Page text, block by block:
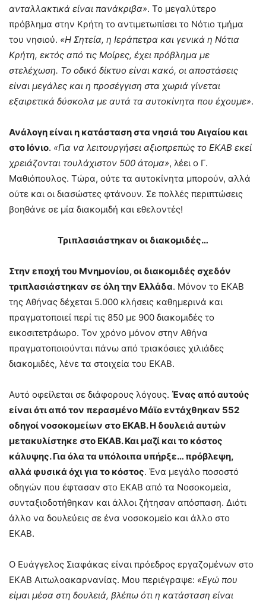
ανταλλακτικά είναι πανάκριβα». Το μεγαλύτερο
πρόβλημα στην Κρήτη το αντιμετωπίσει το Νότιο τμήμα
του νησιού. «Η Σητεία, η Ιεράπετρα και γενικά η Νότια
Κρήτη, εκτός από τις Μοίρες, έχει πρόβλημα με
στελέχωση. Το οδικό δίκτυο είναι κακό, οι αποστάσεις
είναι μεγάλες και η προσέγγιση στα χωριά γίνεται
εξαιρετικά δύσκολα με αυτά τα αυτοκίνητα που έχουμε».
Ανάλογη είναι η κατάσταση στα νησιά του Αιγαίου και
στο Ιόνιο. «Για να λειτουργήσει αξιοπρεπώς το ΕΚΑΒ εκεί
χρειάζονται τουλάχιστον 500 άτομα», λέει ο Γ.
Μαθιόπουλος. Τώρα, ούτε τα αυτοκίνητα μπορούν, αλλά
ούτε και οι διασώστες φτάνουν. Σε πολλές περιπτώσεις
βοηθάνε σε μία διακομιδή και εθελοντές!
Τριπλασιάστηκαν οι διακομιδές…
Στην εποχή του Μνημονίου, οι διακομιδές σχεδόν
τριπλασιάστηκαν σε όλη την Ελλάδα. Μόνον το ΕΚΑΒ
της Αθήνας δέχεται 5.000 κλήσεις καθημερινά και
πραγματοποιεί περί τις 850 με 900 διακομιδές το
εικοσιτετράωρο. Τον χρόνο μόνον στην Αθήνα
πραγματοποιούνται πάνω από τριακόσιες χιλιάδες
διακομιδές, λένε τα στοιχεία του ΕΚΑΒ.
Αυτό οφείλεται σε διάφορους λόγους. Ένας από αυτούς
είναι ότι από τον περασμένο Μάϊο εντάχθηκαν 552
οδηγοί νοσοκομείων στο ΕΚΑΒ. Η δουλειά αυτών
μετακυλίστηκε στο ΕΚΑΒ. Και μαζί και το κόστος
κάλυψης. Για όλα τα υπόλοιπα υπήρξε… πρόβλεψη,
αλλά φυσικά όχι για το κόστος. Ένα μεγάλο ποσοστό
οδηγών που έφτασαν στο ΕΚΑΒ από τα Νοσοκομεία,
συνταξιοδοτήθηκαν και άλλοι ζήτησαν απόσπαση. Διότι
άλλο να δουλεύεις σε ένα νοσοκομείο και άλλο στο
ΕΚΑΒ.
Ο Ευάγγελος Σιαφάκας είναι πρόεδρος εργαζομένων στο
ΕΚΑΒ Αιτωλοακαρνανίας. Μου περιέγραψε: «Εγώ που
είμαι μέσα στη δουλειά, βλέπω ότι η κατάσταση είναι